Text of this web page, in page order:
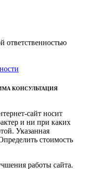
ответственностью
КОНСУЛЬТАЦИЯ
сайт носит
и ни при каких
Указанная
стоимость
работы сайта.